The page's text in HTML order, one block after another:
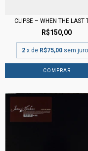
CLIPSE – WHEN THE LAST
R$150,00
2 x de R$75,00 sem